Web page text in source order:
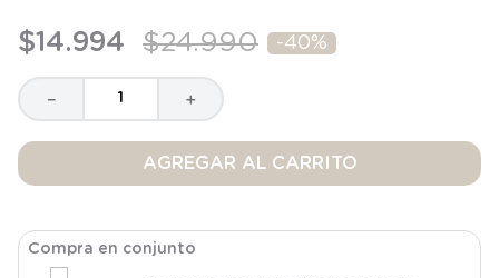
$14.994 $24.990 -40%
＋
－
AGREGAR AL CARRITO
Compra en conjunto